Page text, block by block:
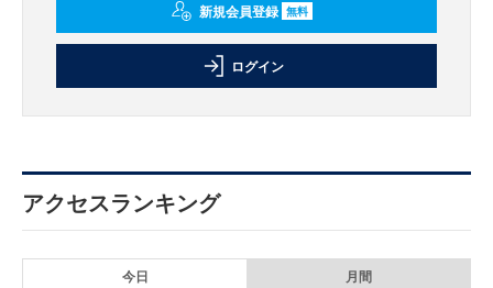
新規会員登録 無料
ログイン
アクセスランキング
今日 月間